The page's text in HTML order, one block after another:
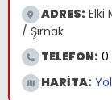
ADRES: Elki
/ Şırnak
TELEFON: 0
HARİTA: